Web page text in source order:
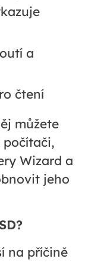
a
čtení
můžete
počítači,
Wizard a
jeho
na příčině